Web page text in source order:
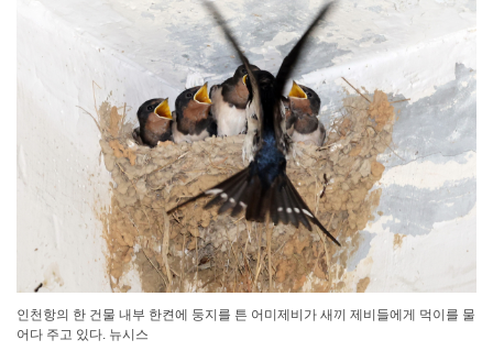
인천항의 한 건물 내부 한켠에 둥지를 튼 어미제비가 새끼 제비들에게 먹이를 물
어다 주고 있다. 뉴시스